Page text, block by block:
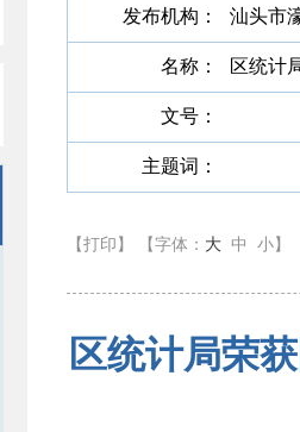
发布机构： 汕头市
名称： 区统计
文号：
主题词：
【打印】 【字体： 大 中 小 】
区统计局荣